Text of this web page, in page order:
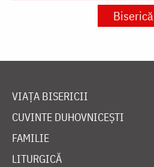
Biserică
VIAȚA BISERICII
CUVINTE DUHOVNICEȘTI
FAMILIE
LITURGICĂ